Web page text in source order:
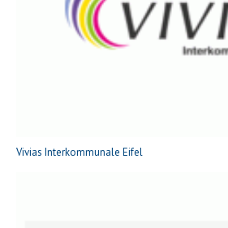
Vivias Interkommunale Eifel